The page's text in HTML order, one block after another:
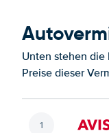
Unten stehen
Preise dieser